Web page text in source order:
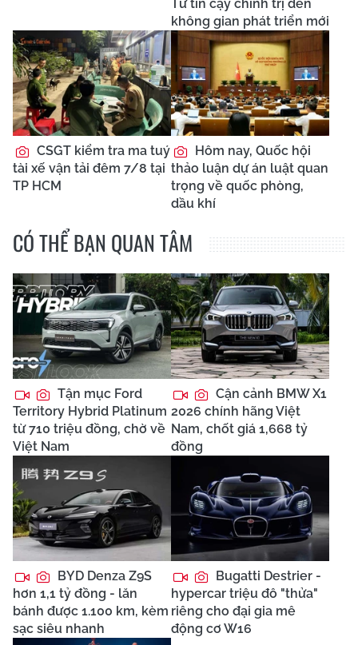
Từ tin cậy chính trị đến
không gian phát triển mới
CSGT kiểm tra ma tuý
tài xế vận tải đêm 7/8 tại
TP HCM
Hôm nay, Quốc hội
thảo luận dự án luật quan
trọng về quốc phòng,
dầu khí
CÓ THỂ BẠN QUAN TÂM
Tận mục Ford
Territory Hybrid Platinum
từ 710 triệu đồng, chờ về
Việt Nam
Cận cảnh BMW X1
2026 chính hãng Việt
Nam, chốt giá 1,668 tỷ
đồng
BYD Denza Z9S
hơn 1,1 tỷ đồng - lăn
bánh được 1.100 km, kèm
sạc siêu nhanh
Bugatti Destrier -
hypercar triệu đô "thửa"
riêng cho đại gia mê
động cơ W16